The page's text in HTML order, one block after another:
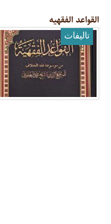
القواعد الفقهیه
تالیفات